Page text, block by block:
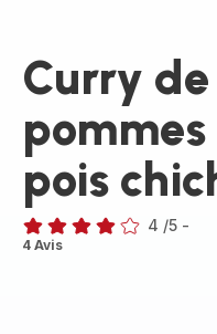
Curry
pois
Avis
4 /5 -
4 Avis